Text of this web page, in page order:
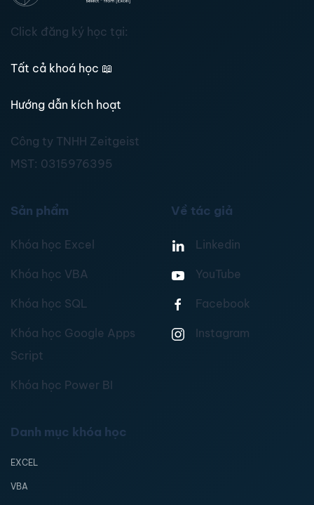
Click đăng ký học tại:
Tất cả khoá học 📖
Hướng dẫn kích hoạt
Công ty TNHH Zeitgeist
MST: 0315976395
Sản phẩm
Khóa học Excel
Khóa học VBA
Khóa học SQL
Khóa học Google Apps
Script
Khóa học Power BI
Về tác giả
Linkedin
YouTube
Facebook
Instagram
Danh mục khóa học
EXCEL
VBA